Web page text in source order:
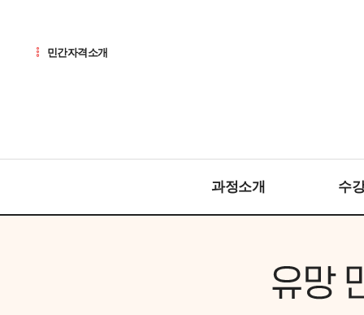
민간자격소개
과정소개 수